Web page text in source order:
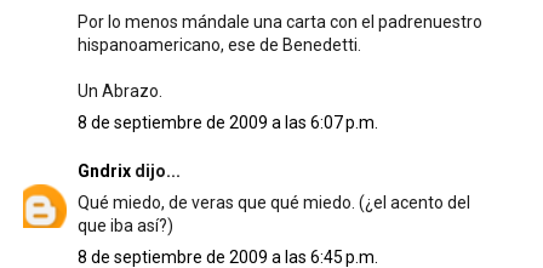
Por lo menos mándale una carta con el padrenuestro
hispanoamericano, ese de Benedetti.
Un Abrazo.
8 de septiembre de 2009 a las 6:07 p.m.
Gndrixdijo...
Qué miedo, de veras que qué miedo. (¿el acento del
que iba así?)
8 de septiembre de 2009 a las 6:45 p.m.